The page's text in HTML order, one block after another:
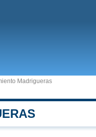
Madrigueras